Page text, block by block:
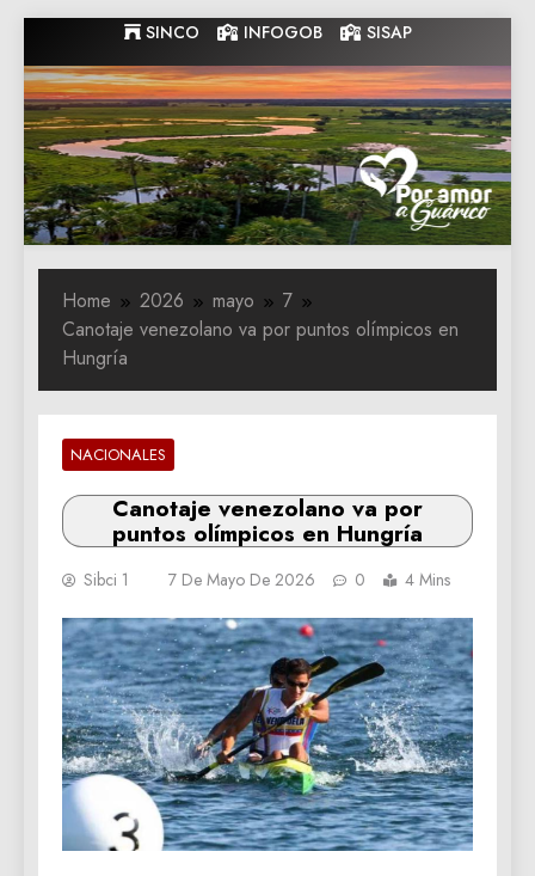
to
content
SINCO INFOGOB SISAP
Gobernacion
de Guarico
Gobernacion de Guarico
Home 2026 mayo
7
Canotaje venezolano va por puntos olímpicos en
Hungría
NACIONALES
Canotaje venezolano va por
puntos olímpicos en Hungría
Sibci 1 7 De Mayo De 2026 0 4 Mins